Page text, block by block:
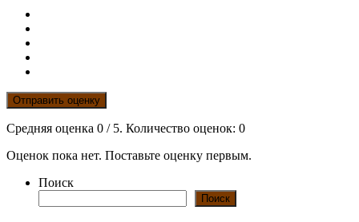
Отправить оценку
Средняя оценка 0 / 5. Количество оценок: 0
Оценок пока нет. Поставьте оценку первым.
Поиск
Поиск